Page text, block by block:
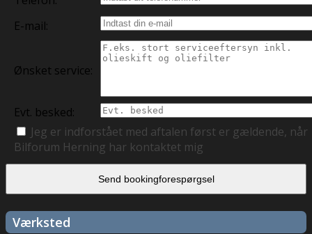
E-mail:
Ønsket service:
Evt. besked:
Jeg er indforstået med aftalen først er gældende, når
Bilforum Herning har kontaktet mig
Værksted